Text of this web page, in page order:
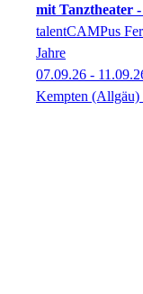
mit Tanztheater
talentCAMPus
Jahre
07.09.26 -
Kempten (Allgäu)